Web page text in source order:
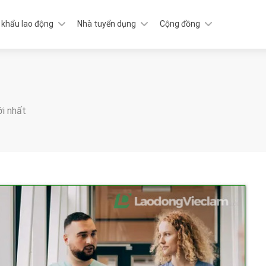
lao động Nhà tuyển dụng Cộng đồng
nhất